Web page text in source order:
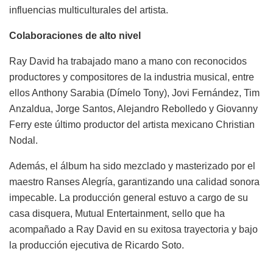
influencias multiculturales del artista.
Colaboraciones de alto nivel
Ray David ha trabajado mano a mano con reconocidos
productores y compositores de la industria musical, entre
ellos Anthony Sarabia (Dímelo Tony), Jovi Fernández, Tim
Anzaldua, Jorge Santos, Alejandro Rebolledo y Giovanny
Ferry este último productor del artista mexicano Christian
Nodal.
Además, el álbum ha sido mezclado y masterizado por el
maestro Ranses Alegría, garantizando una calidad sonora
impecable. La producción general estuvo a cargo de su
casa disquera, Mutual Entertainment, sello que ha
acompañado a Ray David en su exitosa trayectoria y bajo
la producción ejecutiva de Ricardo Soto.